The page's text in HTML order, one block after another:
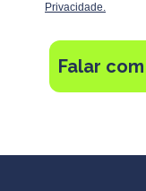
Privacidade.
Falar